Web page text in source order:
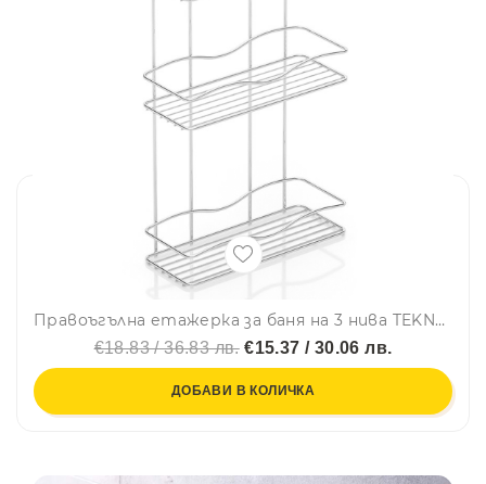
Правоъгълна етажерка за баня на 3 нива TEKNO TEL BK 013, 30х12х54 см, Закрепване с дюбел, Сребрист
€18.83 / 36.83 лв.€15.37 / 30.06 лв.
ДОБАВИ В КОЛИЧКА